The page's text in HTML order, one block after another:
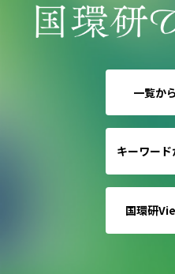
一覧か
キーワー
国環研